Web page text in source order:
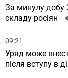
За минулу добу
складу росіян
09:21
Уряд може
після вступу в